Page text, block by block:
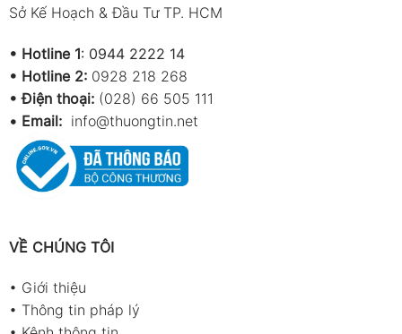
Sở Kế Hoạch & Đầu Tư TP. HCM
• Hotline 1: 0944 2222 14
• Hotline 2: 0928 218 268
• Điện thoại: (028) 66 505 111
• Email: info@thuongtin.net
VỀ CHÚNG TÔI
• Giới thiệu
• Thông tin pháp lý